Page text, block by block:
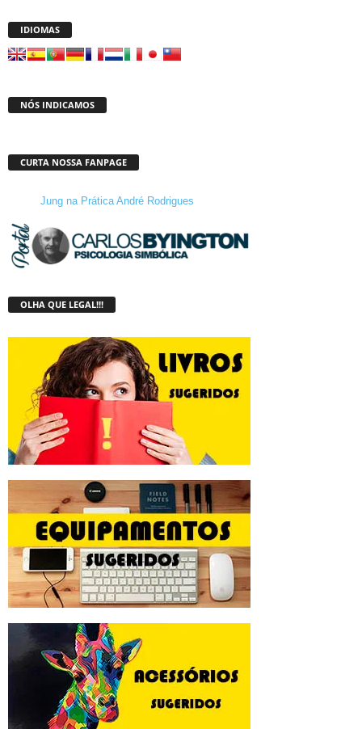
IDIOMAS
NÓS INDICAMOS
CURTA NOSSA FANPAGE
Jung na Prática André Rodrigues
OLHA QUE LEGAL!!!